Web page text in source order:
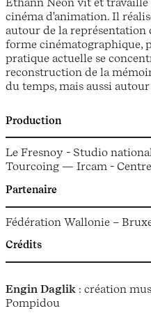
cinéma d'animation. Il
autour de la représentation
forme cinématographique,
pratique actuelle se
reconstruction de la
du temps, mais aussi
Production
Le Fresnoy - Studio
Tourcoing — Ircam -
Partenaire
Fédération Wallonie –
Crédits
Engin Daglik : création
Pompidou